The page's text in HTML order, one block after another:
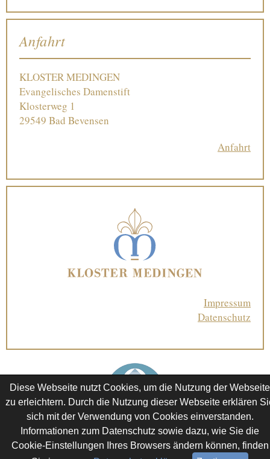
Anfahrt
KLOSTER MEDINGEN
Evangelisches Damenstift
Klosterweg 1
29549 Bad Bevensen
Anfahrt
Impressum
Datenschutz
Diese Webseite nutzt Cookies, um die Nutzung der Webseite
zu erleichtern. Durch die Nutzung dieser Webseite erklären
sich mit der Verwendung von Cookies einverstanden.
Informationen zum Datenschutz sowie dazu, wie Sie die
Cookie-Einstellungen Ihres Browsers ändern können, finden